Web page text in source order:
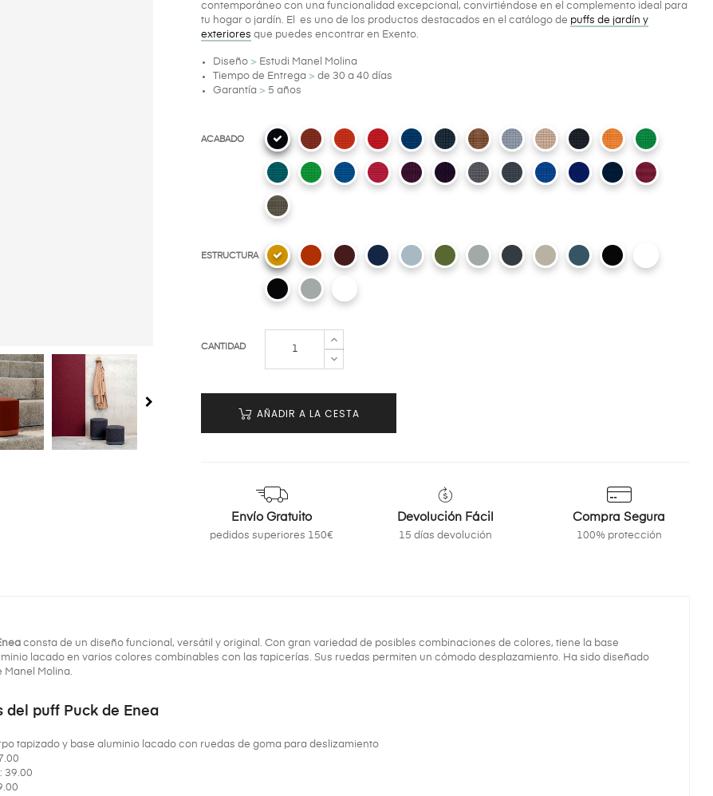
contemporáneo con una funcionalidad excepcional, convirtiéndose en el complemento ideal para
tu hogar o jardín. El es uno de los productos destacados en el catálogo de puffs de jardín y
exteriores que puedes encontrar en Exento.
Diseño > Estudi Manel Molina
Tiempo de Entrega > de 30 a 40 días
Garantía > 5 años
ACABADO
ESTRUCTURA
CANTIDAD
AÑADIR A LA CESTA
Envío Gratuito
pedidos superiores 150€
Devolución Fácil
15 días devolución
Compra Segura
100% protección
consta de un diseño funcional, versátil y original. Con gran variedad de posibles combinaciones de colores, tiene la base
lacado en varios colores combinables con las tapicerías. Sus ruedas permiten un cómodo desplazamiento. Ha sido diseñado
Manel Molina.
del puff Puck de Enea
tapizado y base aluminio lacado con ruedas de goma para deslizamiento
39.00